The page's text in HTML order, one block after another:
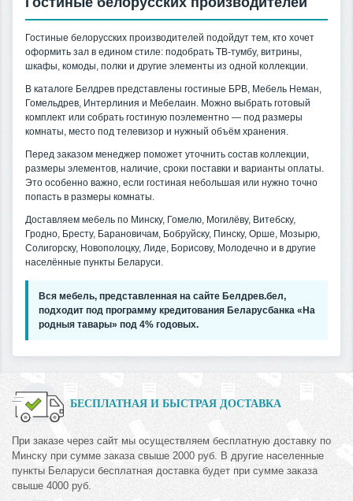
Гостиные белорусских производителей подойдут тем, кто хочет
оформить зал в едином стиле: подобрать ТВ-тумбу, витрины,
шкафы, комоды, полки и другие элементы из одной коллекции.
В каталоге Белдрев представлены гостиные БРВ, Мебель Неман,
Гомельдрев, Интерлиния и Мебелаин. Можно выбрать готовый
комплект или собрать гостиную поэлементно — под размеры
комнаты, место под телевизор и нужный объём хранения.
Перед заказом менеджер поможет уточнить состав коллекции,
размеры элементов, наличие, сроки поставки и варианты оплаты.
Это особенно важно, если гостиная небольшая или нужно точно
попасть в размеры комнаты.
Доставляем мебель по Минску, Гомелю, Могилёву, Витебску,
Гродно, Бресту, Барановичам, Бобруйску, Пинску, Орше, Мозырю,
Солигорску, Новополоцку, Лиде, Борисову, Молодечно и в другие
населённые пункты Беларуси.
Вся мебель, представленная на сайте Белдрев.бел,
подходит под программу кредитования Беларусбанка «На
родныя тавары» под 4% годовых.
БЕСПЛАТНАЯ И БЫСТРАЯ ДОСТАВКА
При заказе через сайт мы осуществляем бесплатную доставку по
Минску при сумме заказа свыше 2000 руб. В другие населенные
пункты Беларуси бесплатная доставка будет при сумме заказа
свыше 4000 руб.